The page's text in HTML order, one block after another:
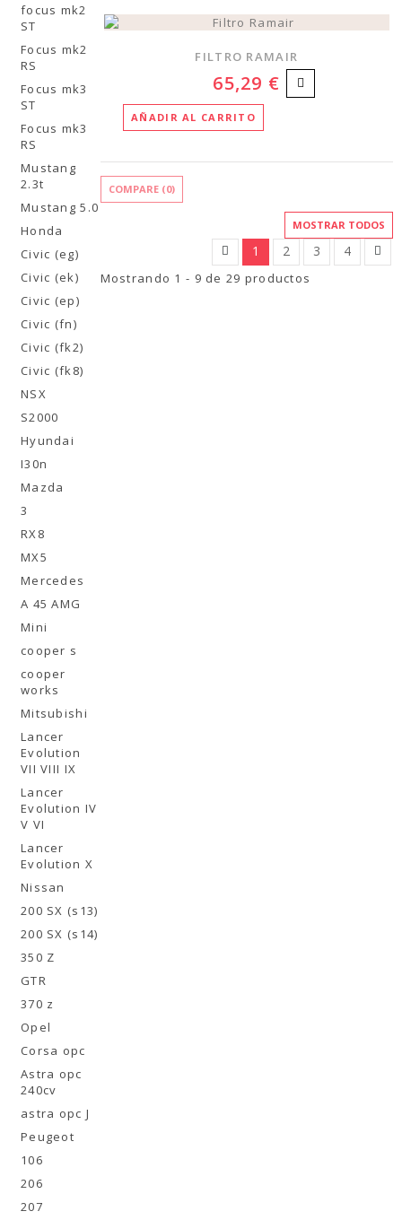
focus mk2
ST
Focus mk2
RS
Focus mk3
ST
Focus mk3
RS
Mustang
2.3t
Mustang 5.0
Honda
Civic (eg)
Civic (ek)
Civic (ep)
Civic (fn)
Civic (fk2)
Civic (fk8)
NSX
S2000
Hyundai
I30n
Mazda
3
RX8
MX5
Mercedes
A 45 AMG
Mini
cooper s
cooper
works
Mitsubishi
Lancer
Evolution
VII VIII IX
Lancer
Evolution IV
V VI
Lancer
Evolution X
Nissan
200 SX (s13)
200 SX (s14)
350 Z
GTR
370 z
Opel
Corsa opc
Astra opc
240cv
astra opc J
Peugeot
106
206
207
FILTRO RAMAIR
65,29 €
AÑADIR AL CARRITO
COMPARE (0)
MOSTRAR TODOS
1 2 3 4
Mostrando 1 - 9 de 29 productos